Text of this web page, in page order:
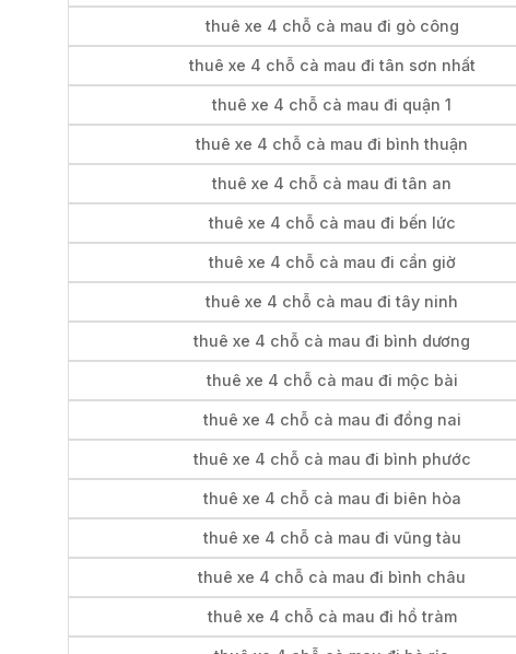
thuê xe 4 chỗ cà mau đi gò công
thuê xe 4 chỗ cà mau đi tân sơn nhất
thuê xe 4 chỗ cà mau đi quận 1
thuê xe 4 chỗ cà mau đi bình thuận
thuê xe 4 chỗ cà mau đi tân an
thuê xe 4 chỗ cà mau đi bến lức
thuê xe 4 chỗ cà mau đi cần giờ
thuê xe 4 chỗ cà mau đi tây ninh
thuê xe 4 chỗ cà mau đi bình dương
thuê xe 4 chỗ cà mau đi mộc bài
thuê xe 4 chỗ cà mau đi đồng nai
thuê xe 4 chỗ cà mau đi bình phước
thuê xe 4 chỗ cà mau đi biên hòa
thuê xe 4 chỗ cà mau đi vũng tàu
thuê xe 4 chỗ cà mau đi bình châu
thuê xe 4 chỗ cà mau đi hồ tràm